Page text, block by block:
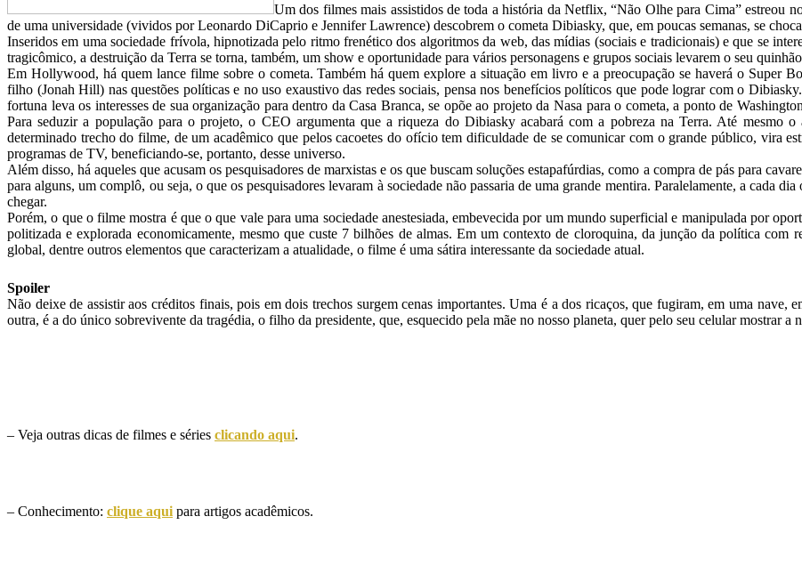
Um dos filmes mais assistidos de toda a história da Netflix, “Não Olhe para Cima” estreou
de uma universidade (vividos por Leonardo DiCaprio e Jennifer Lawrence) descobrem o cometa Dibiasky, que, em poucas semanas, se
Inseridos em uma sociedade frívola, hipnotizada pelo ritmo frenético dos algoritmos da web, das mídias (sociais e tradicionais) e que se
tragicômico, a destruição da Terra se torna, também, um show e oportunidade para vários personagens e grupos sociais levarem o seu
Em Hollywood, há quem lance filme sobre o cometa. Também há quem explore a situação em livro e a preocupação se haverá o Super
filho (Jonah Hill) nas questões políticas e no uso exaustivo das redes sociais, pensa nos benefícios políticos que pode lograr com o
fortuna leva os interesses de sua organização para dentro da Casa Branca, se opõe ao projeto da Nasa para o cometa, a ponto de
Para seduzir a população para o projeto, o CEO argumenta que a riqueza do Dibiasky acabará com a pobreza na Terra. Até mesmo
determinado trecho do filme, de um acadêmico que pelos cacoetes do ofício tem dificuldade de se comunicar com o grande público, vira
programas de TV, beneficiando-se, portanto, desse universo.
Além disso, há aqueles que acusam os pesquisadores de marxistas e os que buscam soluções estapafúrdias, como a compra de pás para
para alguns, um complô, ou seja, o que os pesquisadores levaram à sociedade não passaria de uma grande mentira. Paralelamente, a cada
chegar.
Porém, o que o filme mostra é que o que vale para uma sociedade anestesiada, embevecida por um mundo superficial e manipulada por
politizada e explorada economicamente, mesmo que custe 7 bilhões de almas. Em um contexto de cloroquina, da junção da política com
global, dentre outros elementos que caracterizam a atualidade, o filme é uma sátira interessante da sociedade atual.
Spoiler
Não deixe de assistir aos créditos finais, pois em dois trechos surgem cenas importantes. Uma é a dos ricaços, que fugiram, em uma nave,
outra, é a do único sobrevivente da tragédia, o filho da presidente, que, esquecido pela mãe no nosso planeta, quer pelo seu celular mostrar a
– Veja outras dicas de filmes e séries clicando aqui.
– Conhecimento: clique aqui para artigos acadêmicos.